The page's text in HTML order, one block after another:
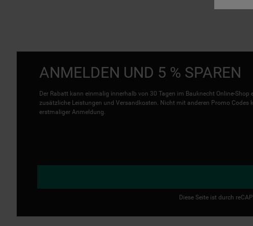
ANMELDEN UND 5 % SPAREN
Der Rabatt kann einmalig innerhalb von 30 Tagen im Bauknecht Online-
zusätzliche Leistungen und Versandkosten. Nicht mit anderen Promo Codes
erstmaliger Anmeldung.
Diese Seite ist durch